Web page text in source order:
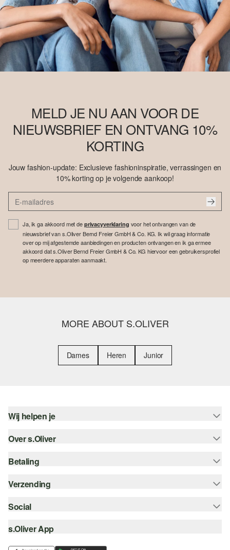
MELD JE NU AAN VOOR DE
NIEUWSBRIEF EN ONTVANG 10%
KORTING
Jouw fashion-update: Exclusieve fashioninspiratie, verrassingen en
10% korting op je volgende aankoop!
Ja, ik ga akkoord met de privacyverklaring voor het ontvangen van de
nieuwsbrief van s.Oliver Bernd Freier GmbH & Co. KG. Ik wil graag informatie
over op mij afgestemde aanbiedingen en producten ontvangen en ik ga ermee
akkoord dat s.Oliver Bernd Freier GmbH & Co. KG hiervoor een gebruikersprofiel
op meerdere apparaten aanmaakt.
MORE ABOUT S.OLIVER
Dames Heren Junior
Wij helpen je
Help - FAQ
Top categorieën
Over s.Oliver
Nieuwsbrief
Verlanglijstje
Betaling
Koop op rekening
Verzending
Track & Trace
Post NL
Social
instagram
facebook
s.Oliver App